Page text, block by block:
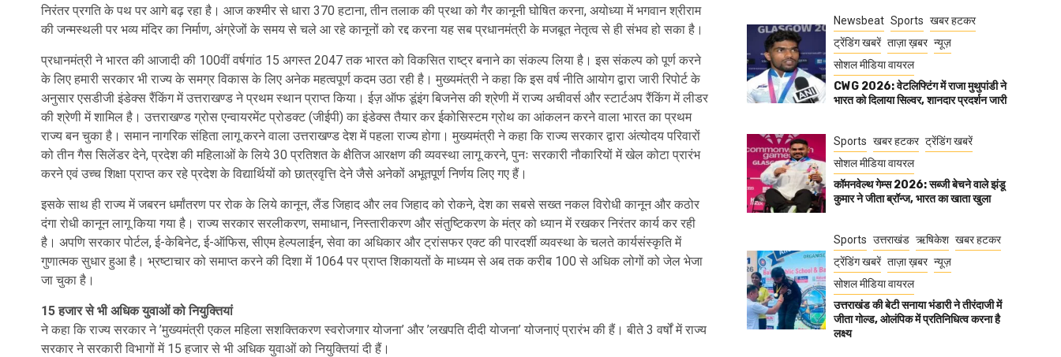
निरंतर प्रगति के पथ पर आगे बढ़ रहा है। आज कश्मीर से धारा 370 हटाना, तीन तलाक की प्रथा को गैर कानूनी घोषित करना, अयोध्या में भगवान श्रीराम
की जन्मस्थली पर भव्य मंदिर का निर्माण, अंग्रेजों के समय से चले आ रहे कानूनों को रद्द करना यह सब प्रधानमंत्री के मजबूत नेतृत्व से ही संभव हो सका है।
प्रधानमंत्री ने भारत की आजादी की 100वीं वर्षगांठ 15 अगस्त 2047 तक भारत को विकसित राष्ट्र बनाने का संकल्प लिया है। इस संकल्प को पूर्ण करने
के लिए हमारी सरकार भी राज्य के समग्र विकास के लिए अनेक महत्वपूर्ण कदम उठा रही है। मुख्यमंत्री ने कहा कि इस वर्ष नीति आयोग द्वारा जारी रिपोर्ट के
अनुसार एसडीजी इंडेक्स रैंकिंग में उत्तराखण्ड ने प्रथम स्थान प्राप्त किया। ईज़ ऑफ डूंइंग बिजनेस की श्रेणी में राज्य अचीवर्स और स्टार्टअप रैंकिंग में लीडर
की श्रेणी में शामिल है। उत्तराखण्ड ग्रोस एन्वायरमेंट प्रोडक्ट (जीईपी) का इंडेक्स तैयार कर ईकोसिस्टम ग्रोथ का आंकलन करने वाला भारत का प्रथम
राज्य बन चुका है। समान नागरिक संहिता लागू करने वाला उत्तराखण्ड देश में पहला राज्य होगा। मुख्यमंत्री ने कहा कि राज्य सरकार द्वारा अंत्योदय परिवारों
को तीन गैस सिलेंडर देने, प्रदेश की महिलाओं के लिये 30 प्रतिशत के क्षैतिज आरक्षण की व्यवस्था लागू करने, पुनः सरकारी नौकारियों में खेल कोटा प्रारंभ
करने एवं उच्च शिक्षा प्राप्त कर रहे प्रदेश के विद्यार्थियों को छात्रवृत्ति देने जैसे अनेकों अभूतपूर्ण निर्णय लिए गए हैं।
इसके साथ ही राज्य में जबरन धर्मांतरण पर रोक के लिये कानून, लैंड जिहाद और लव जिहाद को रोकने, देश का सबसे सख्त नकल विरोधी कानून और कठोर
दंगा रोधी कानून लागू किया गया है। राज्य सरकार सरलीकरण, समाधान, निस्तारीकरण और संतुष्टिकरण के मंत्र को ध्यान में रखकर निरंतर कार्य कर रही
है। अपणि सरकार पोर्टल, ई-केबिनेट, ई-ऑफिस, सीएम हेल्पलाईन, सेवा का अधिकार और ट्रांसफर एक्ट की पारदर्शी व्यवस्था के चलते कार्यसंस्कृति में
गुणात्मक सुधार हुआ है। भ्रष्टाचार को समाप्त करने की दिशा में 1064 पर प्राप्त शिकायतों के माध्यम से अब तक करीब 100 से अधिक लोगों को जेल भेजा
जा चुका है।
15 हजार से भी अधिक युवाओं को नियुक्तियां
ने कहा कि राज्य सरकार ने ’मुख्यमंत्री एकल महिला सशक्तिकरण स्वरोजगार योजना’ और ’लखपति दीदी योजना’ योजनाएं प्रारंभ की हैं। बीते 3 वर्षों में राज्य
सरकार ने सरकारी विभागों में 15 हजार से भी अधिक युवाओं को नियुक्तियां दी हैं।
Newsbeat Sports खबर हटकर
ट्रेंडिंग खबरें ताज़ा ख़बर न्यूज़
सोशल मीडिया वायरल
CWG 2026: वेटलिफ्टिंग में राजा मुथुपांडी ने
भारत को दिलाया सिल्वर, शानदार प्रदर्शन जारी
Sports खबर हटकर ट्रेंडिंग खबरें
सोशल मीडिया वायरल
कॉमनवेल्थ गेम्स 2026: सब्जी बेचने वाले झंडू
कुमार ने जीता ब्रॉन्ज, भारत का खाता खुला
Sports उत्तराखंड ऋषिकेश खबर हटकर
ट्रेंडिंग खबरें ताज़ा ख़बर न्यूज़
सोशल मीडिया वायरल
उत्तराखंड की बेटी सनाया भंडारी ने तीरंदाजी में
जीता गोल्ड, ओलंपिक में प्रतिनिधित्व करना है
लक्ष्य